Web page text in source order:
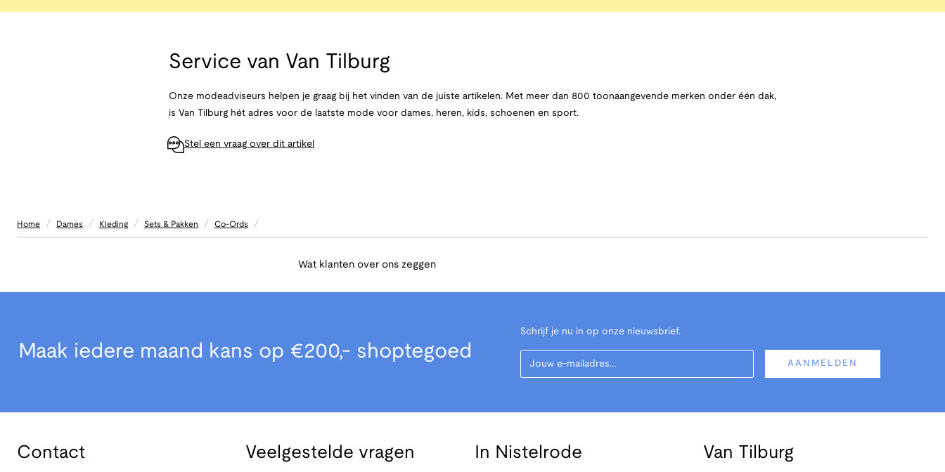
Service van Van Tilburg
Onze modeadviseurs helpen je graag bij het vinden van de juiste artikelen. Met meer dan 800 toonaangevende merken onder één dak,
is Van Tilburg hét adres voor de laatste mode voor dames, heren, kids, schoenen en sport.
Stel een vraag over dit artikel
Home / Dames / Kleding / Sets & Pakken / Co-Ords /
Wat klanten over ons zeggen
Maak iedere maand kans op €200,- shoptegoed
Schrijf je nu in op onze nieuwsbrief.
Your Email
AANMELDEN
Contact Veelgestelde vragen In Nistelrode Van Tilburg